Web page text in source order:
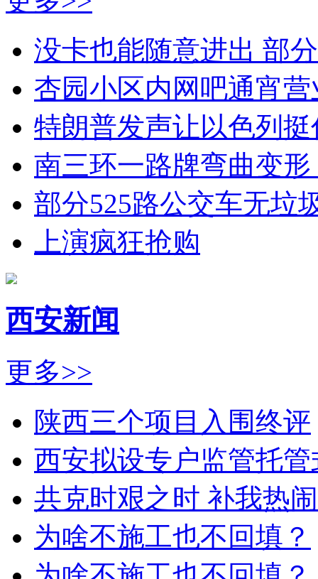
没卡也能随意进出 部
杏园小区内网吧通宵
特朗普发声让以色列挺
南三环一路牌弯曲变
部分525路公交车无垃
上演疯狂抢购
西安新闻
更多>>
陕西三个项目入围终评
西安拟设专户监管托
共克时艰之时 补我热
为啥不施工也不回填？